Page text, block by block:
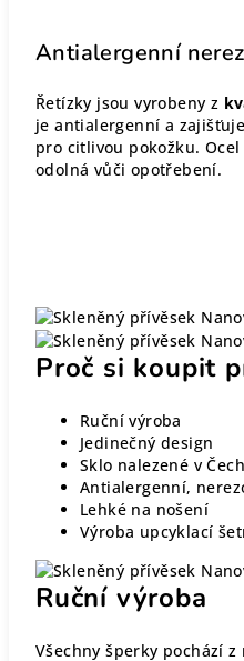
Antialergenní
Řetízky jsou vyrobeny z
je antialergenní a
pro citlivou pokožku.
odolná vůči opotřebení.
Proč si koupit
Ruční výroba
Jedinečný design
Sklo nalezené v
Antialergenní,
Lehké na nošení
Výroba upcyklací
Ruční výroba
Všechny šperky pochází z